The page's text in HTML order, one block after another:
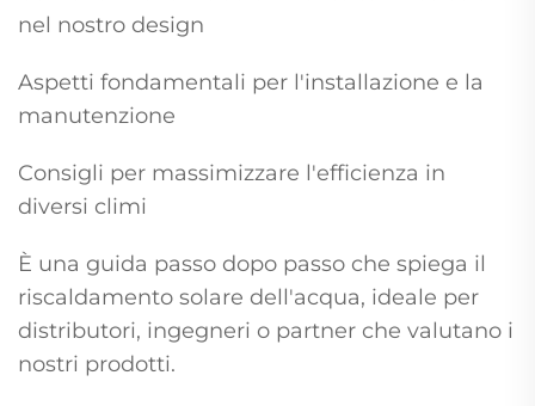
nel nostro design
Aspetti fondamentali per l'installazione e la
manutenzione
Consigli per massimizzare l'efficienza in
diversi climi
È una guida passo dopo passo che spiega il
riscaldamento solare dell'acqua, ideale per
distributori, ingegneri o partner che valutano i
nostri prodotti.